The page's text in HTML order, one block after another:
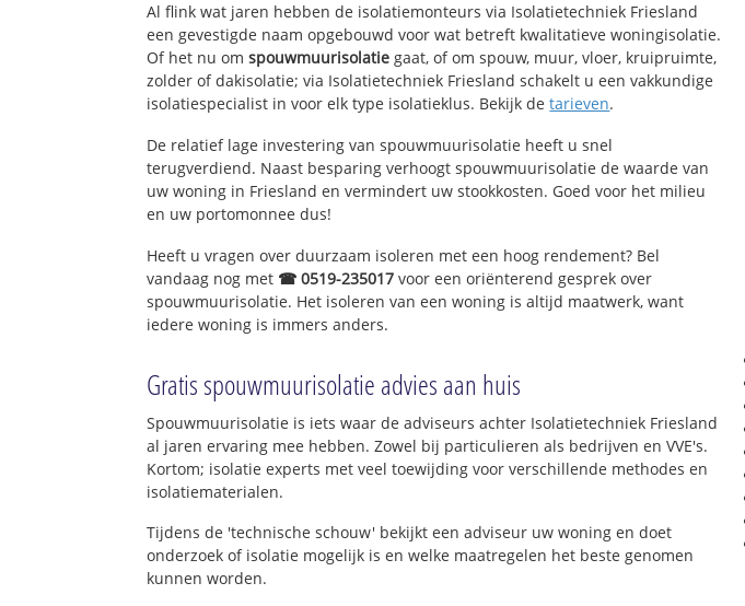
Al flink wat jaren hebben de isolatiemonteurs via Isolatietechniek Friesland
een gevestigde naam opgebouwd voor wat betreft kwalitatieve woningisolatie.
Of het nu omspouwmuurisolatie gaat, of om spouw, muur, vloer, kruipruimte,
zolder of dakisolatie; via Isolatietechniek Friesland schakelt u een vakkundige
isolatiespecialist in voor elk type isolatieklus. Bekijk detarieven.
De relatief lage investering van spouwmuurisolatie heeft u snel
terugverdiend. Naast besparing verhoogt spouwmuurisolatie de waarde van
uw woning in Friesland en vermindert uw stookkosten. Goed voor het milieu
en uw portomonnee dus!
Heeft u vragen over duurzaam isoleren met een hoog rendement? Bel
vandaag nog met ☎ 0519-235017 voor een oriënterend gesprek over
spouwmuurisolatie. Het isoleren van een woning is altijd maatwerk, want
iedere woning is immers anders.
Gratis spouwmuurisolatie advies aan huis
Spouwmuurisolatie is iets waar de adviseurs achter Isolatietechniek Friesland
al jaren ervaring mee hebben. Zowel bij particulieren als bedrijven en VVE's.
Kortom; isolatie experts met veel toewijding voor verschillende methodes en
isolatiematerialen.
Tijdens de 'technische schouw' bekijkt een adviseur uw woning en doet
onderzoek of isolatie mogelijk is en welke maatregelen het beste genomen
kunnen worden.